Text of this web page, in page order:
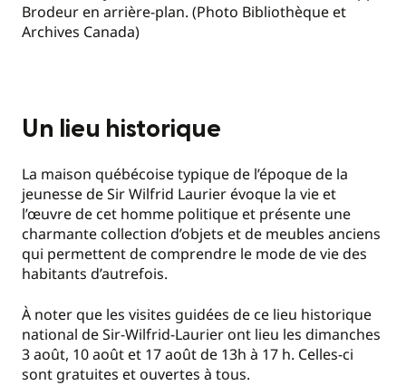
Brodeur en arrière-plan. (Photo Bibliothèque et
Archives Canada)
Un lieu historique
La maison québécoise typique de l’époque de la
jeunesse de Sir Wilfrid Laurier évoque la vie et
l’œuvre de cet homme politique et présente une
charmante collection d’objets et de meubles anciens
qui permettent de comprendre le mode de vie des
habitants d’autrefois.
À noter que les visites guidées de ce lieu historique
national de Sir-Wilfrid-Laurier ont lieu les dimanches
3 août, 10 août et 17 août de 13h à 17 h. Celles-ci
sont gratuites et ouvertes à tous.